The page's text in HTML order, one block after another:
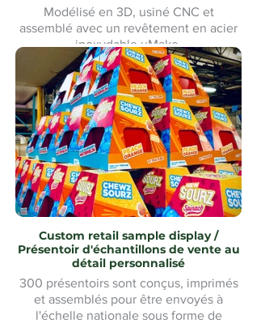
Modélisé en 3D, usiné CNC et
assemblé avec un revêtement en acier
inoxydable uMake
Modélisé en 3D, usiné CNC et
assemblé avec revêtement en acier
inoxydable uMake MontréalMontreal
Custom retail sample display /
Présentoir d'échantillons de vente au
détail personnalisé
300 présentoirs sont conçus, imprimés
et assemblés pour être envoyés à
l'échelle nationale sous forme de